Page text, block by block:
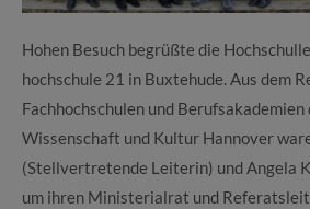
Hohen Besuch begrüßte die
hochschule 21 in Buxtehude. Aus dem
Fachhochschulen und
Wissenschaft und Kultur Hannover
(Stellvertretende Leiterin) und Angela
um ihren Ministerialrat und